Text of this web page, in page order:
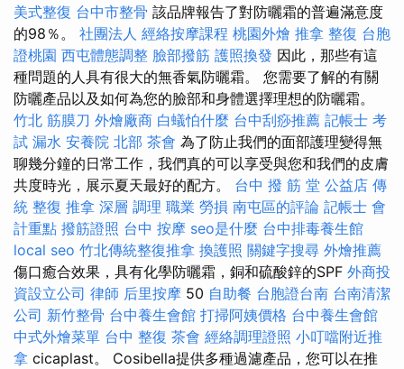
美式整復 台中市整骨 該品牌報告了對防曬霜的普遍滿意度
的98％。 社團法人 經絡按摩課程 桃園外燴 推拿 整復 台胞
證桃園 西屯體態調整 臉部撥筋 護照換發 因此，那些有這
種問題的人具有很大的無香氣防曬霜。 您需要了解的有關
防曬產品以及如何為您的臉部和身體選擇理想的防曬霜。
竹北 筋膜刀 外燴廠商 白蟻怕什麼 台中刮痧推薦 記帳士 考
試 漏水 安養院 北部 茶會 為了防止我們的面部護理變得無
聊幾分鐘的日常工作，我們真的可以享受與您和我們的皮膚
共度時光，展示夏天最好的配方。 台中 撥 筋 堂 公益店 傳
統 整復 推拿 深層 調理 職業 勞損 南屯區的評論 記帳士 會
計重點 撥筋證照 台中 按摩 seo是什麼 台中排毒養生館
local seo 竹北傳統整復推拿 換護照 關鍵字搜尋 外燴推薦
傷口癒合效果，具有化學防曬霜，銅和硫酸鋅的SPF 外商投
資設立公司 律師 后里按摩 50 自助餐 台胞證台南 台南清潔
公司 新竹整骨 台中養生會館 打掃阿姨價格 台中養生會館
中式外燴菜單 台中 整復 茶會 經絡調理證照 小叮噹附近推
拿 cicaplast。 Cosibella提供多種過濾產品，您可以在推